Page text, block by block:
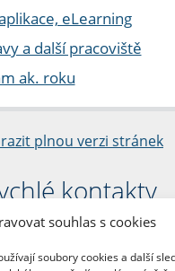
souhlas s cookies
soubory cookies a další
eLearning
a další pracoviště
ak. roku
plnou verzi stránek
kontakty
Filozofická fakulta
Jana Palacha 1/2